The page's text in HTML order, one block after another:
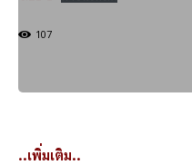
107
..เพิ่มเติม..